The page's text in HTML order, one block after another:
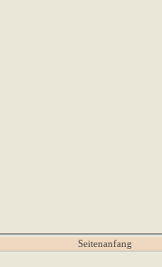
Seitenanfang